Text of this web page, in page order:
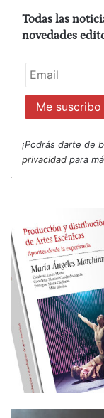
Todas las
novedades
¡Podrás darte de
privacidad para